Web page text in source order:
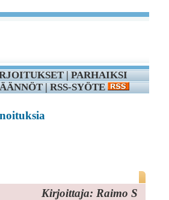
|PARHAIKSI
|RSS-SYÖTE
Kirjoittaja: Raimo S